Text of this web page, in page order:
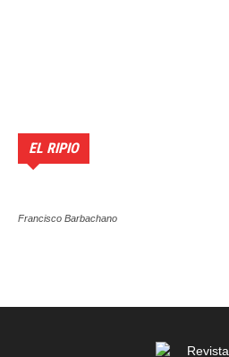
EL RIPIO
Francisco Barbachano